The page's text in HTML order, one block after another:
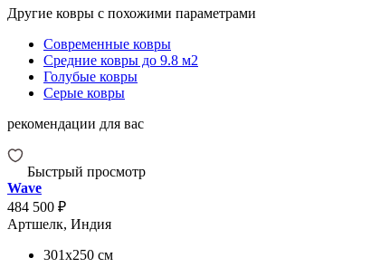
Другие ковры с похожими параметрами
Современные ковры
Средние ковры до 9.8 м2
Голубые ковры
Серые ковры
рекомендации для вас
Быстрый просмотр
Wave
484 500 ₽
Артшелк, Индия
301x250 см